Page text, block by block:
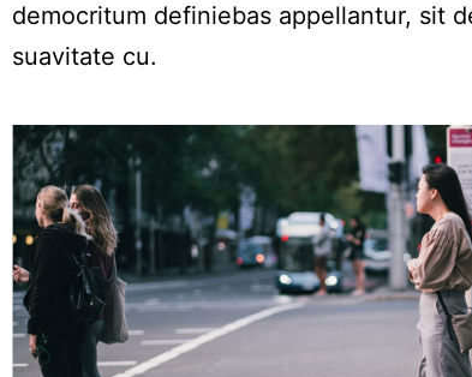
democritum definiebas appellantur, sit
suavitate cu.